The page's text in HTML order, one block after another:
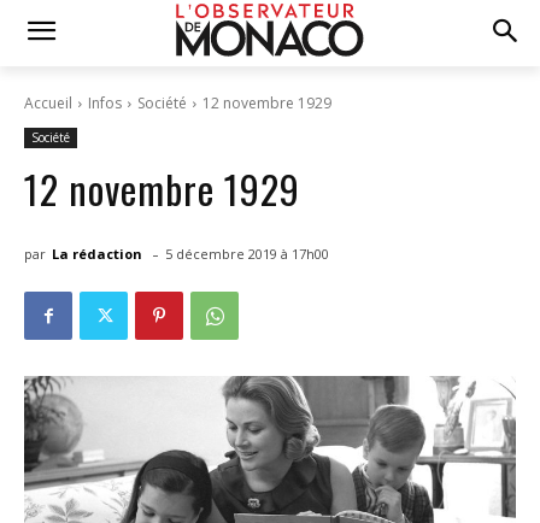
Accueil Infos Société 12 novembre 1929
Société
12 novembre 1929
par La rédaction - 5 décembre 2019 à 17h00